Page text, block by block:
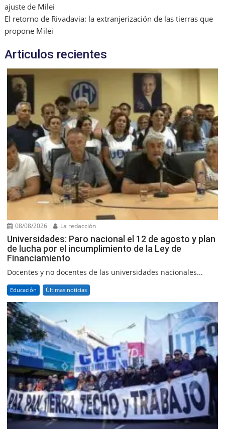
ajuste de Milei
El retorno de Rivadavia: la extranjerización de las tierras que
propone Milei
Articulos recientes
08/08/2026 La redacción
Universidades: Paro nacional el 12 de agosto y plan
de lucha por el incumplimiento de la Ley de
Financiamiento
Docentes y no docentes de las universidades nacionales...
Educación Últimas noticias